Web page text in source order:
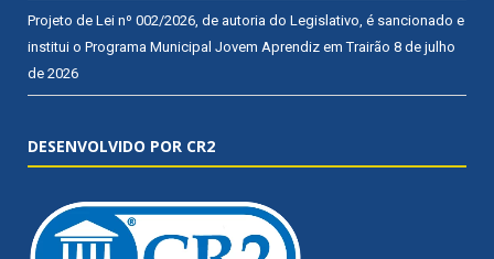
Projeto de Lei nº 002/2026, de autoria do Legislativo, é sancionado e
institui o Programa Municipal Jovem Aprendiz em Trairão 8 de julho
de 2026
DESENVOLVIDO POR CR2